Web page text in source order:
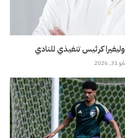
كرئيس تنفيذي للنادي
31, 2026